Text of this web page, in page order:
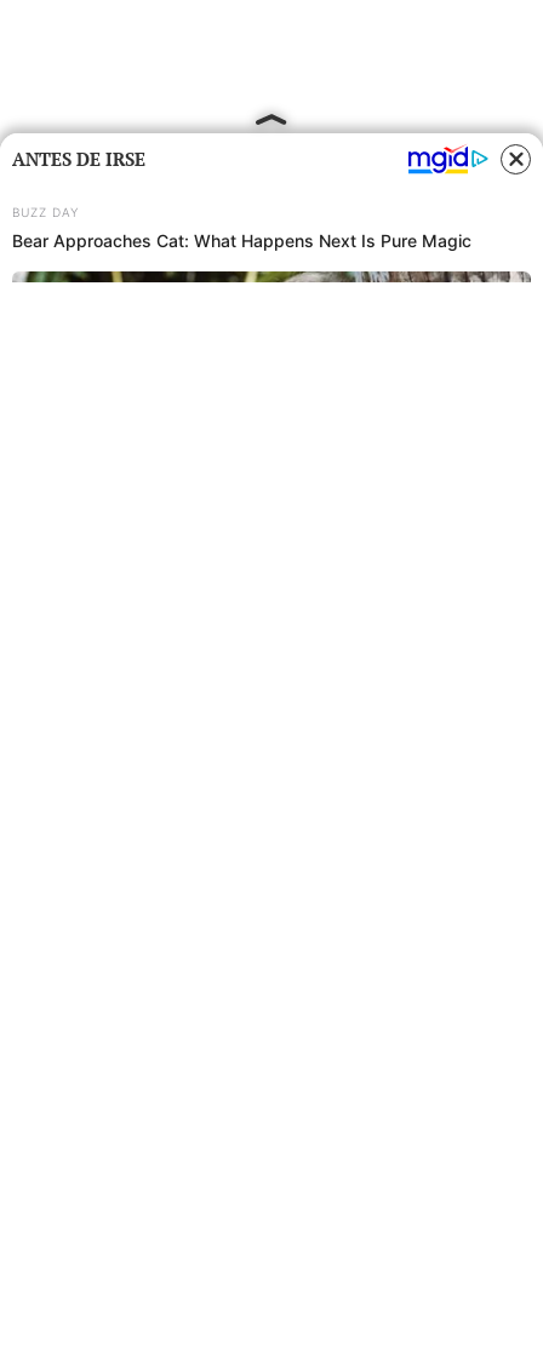
ANTES DE IRSE